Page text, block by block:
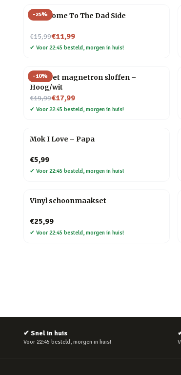
-25%
Mok Come To The Dad Side
€15,99
Nu voor€11,99
✔ Voor 22:45 besteld, morgen in huis!
-10%
Hot Feet magnetron sloffen –
Hoog/wit
€19,99
Nu voor€17,99
✔ Voor 22:45 besteld, morgen in huis!
Mok I Love – Papa
€5,99
✔ Voor 22:45 besteld, morgen in huis!
Vinyl schoonmaakset
€25,99
✔ Voor 22:45 besteld, morgen in huis!
✔ Snel in huis
Voor 22:45 besteld, morgen in huis!